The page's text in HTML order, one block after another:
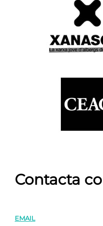
Contacta
EMAIL